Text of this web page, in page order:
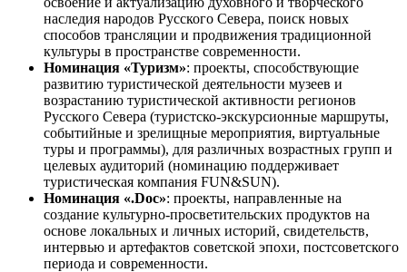
наследия народов Русского Севера, поиск новых
способов трансляции и продвижения традиционной
культуры в пространстве современности.
Номинация «Туризм»: проекты, способствующие
развитию туристической деятельности музеев и
возрастанию туристической активности регионов
Русского Севера (туристско-экскурсионные маршруты,
событийные и зрелищные мероприятия, виртуальные
туры и программы), для различных возрастных групп и
целевых аудиторий (номинацию поддерживает
туристическая компания FUN&SUN).
Номинация «.Doc»: проекты, направленные на
создание культурно-просветительских продуктов на
основе локальных и личных историй, свидетельств,
интервью и артефактов советской эпохи, постсоветского
периода и современности.